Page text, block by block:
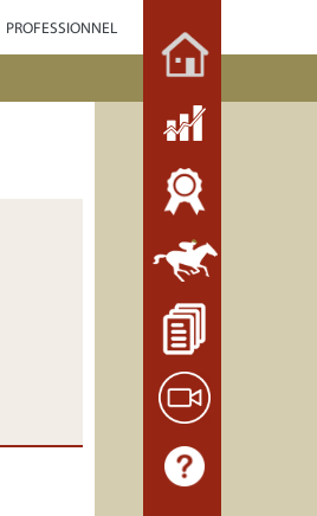
PROFESSIONNEL